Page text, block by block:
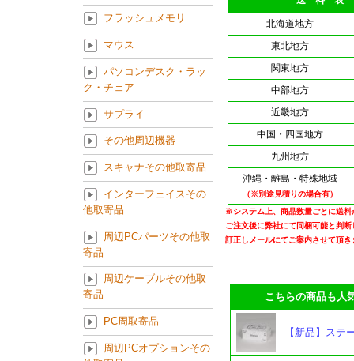
北海道地方
東北地方
関東地方
中部地方
近畿地方
中国・四国地方
九州地方
沖縄・離島・特殊地域
（※別途見積りの場合有）
※システム上、商品数量ごとに送料
ご注文後に弊社にて同梱可能と判
訂正しメールにてご案内させて頂き
こちらの商品も人気
【新品】ステ
フラッシュメモリ
マウス
パソコンデスク・ラッ
ク・チェア
サプライ
その他周辺機器
スキャナその他取寄品
インターフェイスその
他取寄品
周辺PCパーツその他取
寄品
周辺ケーブルその他取
寄品
PC周取寄品
周辺PCオプションその